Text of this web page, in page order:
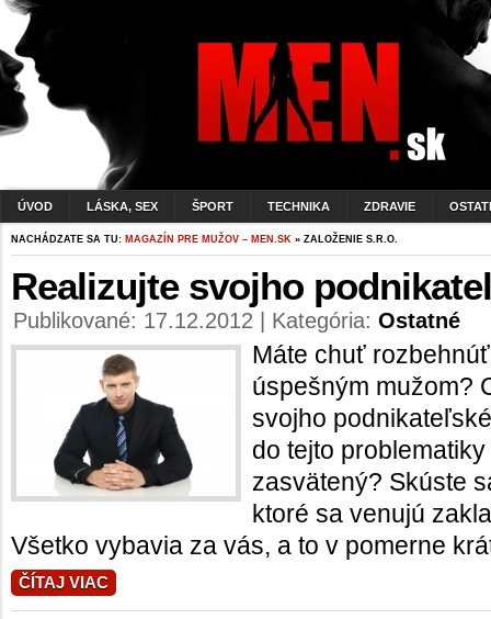
ÚVOD LÁSKA, SEX ŠPORT TECHNIKA ZDRAVIE
NACHÁDZATE SA TU: MAGAZÍN PRE MUŽOV – MEN.SK » ZALOŽENIE S.R.O.
Realizujte svojho
Publikované: 17.12.2012 | Kategória: Ostatné
Máte chuť
úspešným mužom?
svojho
do tejto
zasvätený? Skúste
ktoré sa venujú
Všetko vybavia za vás, a to v pomerne
ČÍTAJ VIAC